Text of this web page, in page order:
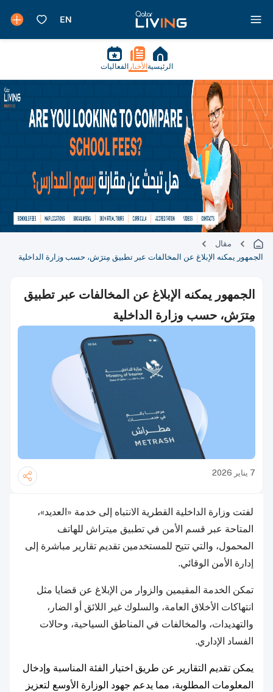
الرئيسية الأخبار الفعاليات
مقال
الجمهور يمكنه الإبلاغ عن المخالفات عبر تطبيق مِترَش، حسب وزارة الداخلية
الجمهور يمكنه الإبلاغ عن المخالفات عبر تطبيق
مِترَش، حسب وزارة الداخلية
7 يناير 2026
لفتت وزارة الداخلية القطرية الانتباه إلى خدمة «العديد»،
المتاحة عبر قسم الأمن في تطبيق ميتراش للهاتف
المحمول، والتي تتيح للمستخدمين تقديم تقارير مباشرة إلى
إدارة الأمن الوقائي.
تمكن الخدمة المقيمين والزوار من الإبلاغ عن قضايا مثل
انتهاكات الأخلاق العامة، والسلوك غير اللائق أو الضار،
والتهديدات، والمخالفات في المناطق السياحية، وحالات
الفساد الإداري.
يمكن تقديم التقارير عن طريق اختيار الفئة المناسبة وإدخال
المعلومات المطلوبة، مما يدعم جهود الوزارة الأوسع لتعزيز